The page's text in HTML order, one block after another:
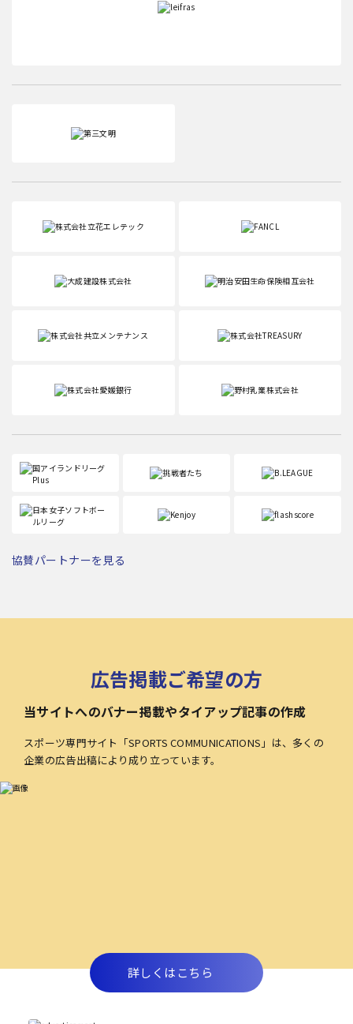
協賛パートナーを見る
広告掲載ご希望の方
当サイトへのバナー掲載やタイアップ記事の作成
スポーツ専門サイト「SPORTS COMMUNICATIONS」は、多くの
企業の広告出稿により成り立っています。
詳しくはこちら